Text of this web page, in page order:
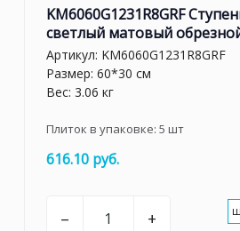
KM6060G1231R8GRF
светлый матовый
Артикул: KM6060G1231R8GRF
Размер: 60*30 см
Вес: 3.06 кг
Плиток в упаковке: 5 шт
616.10 руб.
– +